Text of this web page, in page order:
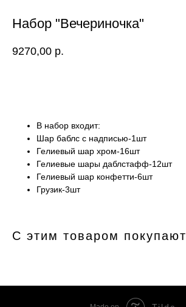
Набор "Вечериночка"
9270,00 р.
В набор входит:
Шар баблс с надписью-1шт
Гелиевый шар хром-16шт
Гелиевые шары даблстафф-12шт
Гелиевый шар конфетти-6шт
Грузик-3шт
С этим товаром покупают